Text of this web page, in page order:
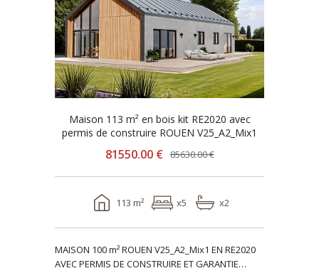
Maison 113 m² en bois kit RE2020 avec
permis de construire ROUEN V25_A2_Mix1
81550.00 € 85630.00 €
113 m² x5 x2
MAISON 100 m² ROUEN V25_A2_Mix1 EN RE2020
AVEC PERMIS DE CONSTRUIRE ET GARANTIE